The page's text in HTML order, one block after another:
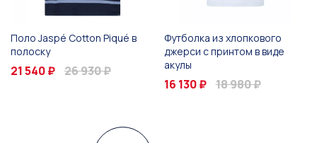
Поло Jaspé Cotton Piqué в
полоску
21 540 ₽ 26 930 ₽
Футболка из хлопкового
джерси с принтом в виде
акулы
16 130 ₽ 18 980 ₽